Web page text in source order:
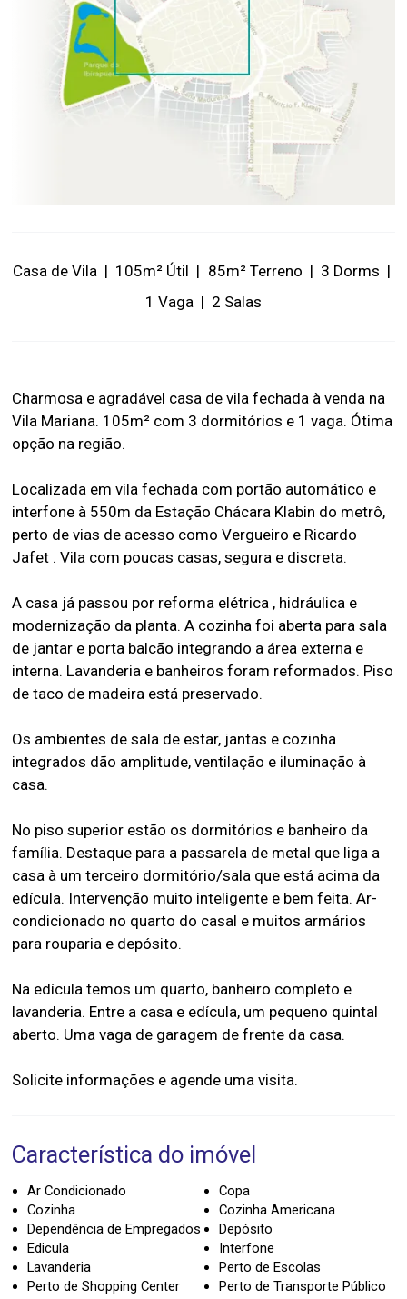
Casa de Vila | 105m² Útil | 85m² Terreno | 3 Dorms |
1 Vaga | 2 Salas
Charmosa e agradável casa de vila fechada à venda na
Vila Mariana. 105m² com 3 dormitórios e 1 vaga. Ótima
opção na região.
Localizada em vila fechada com portão automático e
interfone à 550m da Estação Chácara Klabin do metrô,
perto de vias de acesso como Vergueiro e Ricardo
Jafet . Vila com poucas casas, segura e discreta.
A casa já passou por reforma elétrica , hidráulica e
modernização da planta. A cozinha foi aberta para sala
de jantar e porta balcão integrando a área externa e
interna. Lavanderia e banheiros foram reformados. Piso
de taco de madeira está preservado.
Os ambientes de sala de estar, jantas e cozinha
integrados dão amplitude, ventilação e iluminação à
casa.
No piso superior estão os dormitórios e banheiro da
família. Destaque para a passarela de metal que liga a
casa à um terceiro dormitório/sala que está acima da
edícula. Intervenção muito inteligente e bem feita. Ar-
condicionado no quarto do casal e muitos armários
para rouparia e depósito.
Na edícula temos um quarto, banheiro completo e
lavanderia. Entre a casa e edícula, um pequeno quintal
aberto. Uma vaga de garagem de frente da casa.
Característica do imóvel
Ar Condicionado
Copa
Cozinha
Cozinha Americana
Dependência de Empregados
Depósito
Edicula
Interfone
Lavanderia
Perto de Escolas
Perto de Shopping Center
Perto de Transporte Público